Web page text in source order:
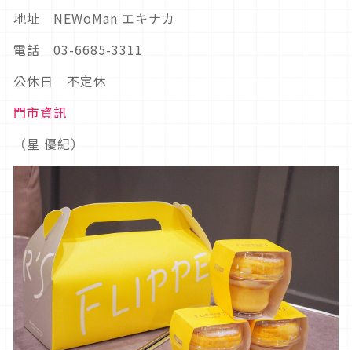
地址 NEWoMan エキナカ
電話 03-6685-3311
公休日 不定休
門市資訊
（星 優紀）